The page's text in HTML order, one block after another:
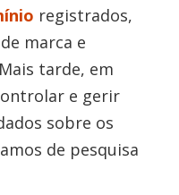
registrados,
marca e
tarde, em
e gerir
sobre os
de pesquisa